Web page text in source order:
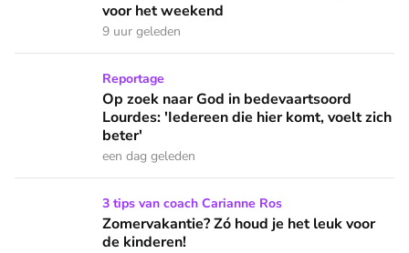
voor het weekend
9 uur geleden
Op zoek naar God in bedevaartsoord Lourdes: 'Iedereen
Reportage
Op zoek naar God in bedevaartsoord
Lourdes: 'Iedereen die hier komt, voelt zich
beter'
een dag geleden
Zomervakantie? Zó houd je het leuk voor de kinderen!
3 tips van coach Carianne Ros
Zomervakantie? Zó houd je het leuk voor
de kinderen!